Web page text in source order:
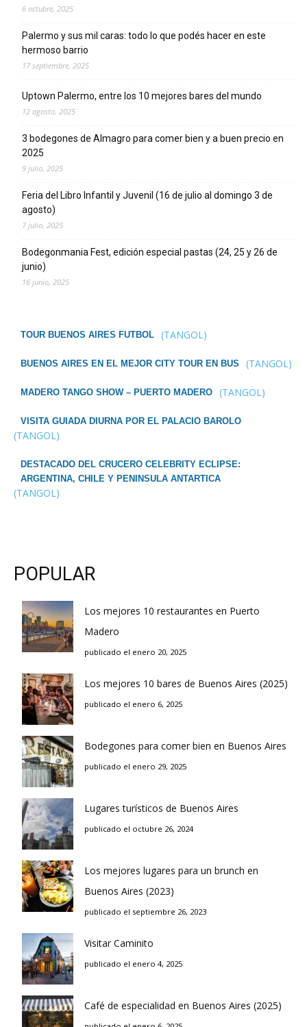
6 octubre, 2025
Palermo y sus mil caras: todo lo que podés hacer en este
hermoso barrio
17 septiembre, 2025
Uptown Palermo, entre los 10 mejores bares del mundo
12 agosto, 2025
3 bodegones de Almagro para comer bien y a buen precio en
2025
9 julio, 2025
Feria del Libro Infantil y Juvenil (16 de julio al domingo 3 de
agosto)
7 julio, 2025
Bodegonmania Fest, edición especial pastas (24, 25 y 26 de
junio)
16 junio, 2025
TOUR BUENOS AIRES FUTBOL (TANGOL)
BUENOS AIRES EN EL MEJOR CITY TOUR EN BUS (TANGOL)
MADERO TANGO SHOW – PUERTO MADERO (TANGOL)
VISITA GUIADA DIURNA POR EL PALACIO BAROLO
(TANGOL)
DESTACADO DEL CRUCERO CELEBRITY ECLIPSE:
ARGENTINA, CHILE Y PENINSULA ANTARTICA
(TANGOL)
POPULAR
Los mejores 10 restaurantes en Puerto
Madero
publicado el enero 20, 2025
Los mejores 10 bares de Buenos Aires (2025)
publicado el enero 6, 2025
Bodegones para comer bien en Buenos Aires
publicado el enero 29, 2025
Lugares turísticos de Buenos Aires
publicado el octubre 26, 2024
Los mejores lugares para un brunch en
Buenos Aires (2023)
publicado el septiembre 26, 2023
Visitar Caminito
publicado el enero 4, 2025
Café de especialidad en Buenos Aires (2025)